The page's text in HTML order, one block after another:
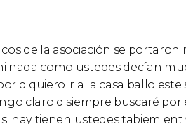
de la asociación se
nada como ustedes decían
q quiero ir a la casa ballo este
claro q siempre buscaré
hay tienen ustedes tabiem